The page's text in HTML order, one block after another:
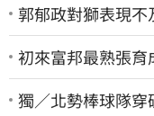
郭郁政對獅表現
初來富邦最熟張
獨／北勢棒球隊